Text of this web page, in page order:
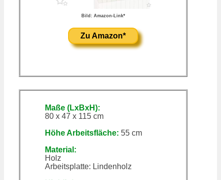
Bild: Amazon-Link*
Zu Amazon*
Maße (LxBxH):
80 x 47 x 115 cm
Höhe Arbeitsfläche: 55 cm
Material:
Holz
Arbeitsplatte: Lindenholz